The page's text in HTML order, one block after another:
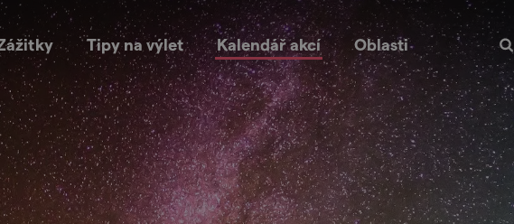
Tipy na výlet Kalendář akcí Oblasti